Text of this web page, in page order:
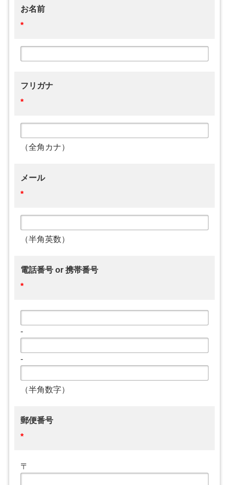
お名前
*
フリガナ
*
（全角カナ）
メール
*
（半角英数）
電話番号 or 携帯番号
*
-
-
（半角数字）
郵便番号
*
〒